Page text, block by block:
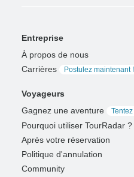
Entreprise
À propos de nous
Carrières
Postulez maintenant !
Voyageurs
Gagnez une aventure
Pourquoi utiliser TourRadar ?
Après votre réservation
Politique d'annulation
Community